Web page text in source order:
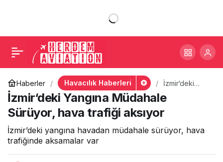
Haberler Havacılık Haberleri
İzmir‘deki
Müdahale
Sürüyor, hava
İzmir‘deki Yangına Müdahale
Sürüyor, hava trafiği aksıyor
İzmir’deki yangına havadan müdahale sürüyor, hava
trafiğinde aksamalar var
Müdahale Sürüyor, hava
trafiği aksıyor